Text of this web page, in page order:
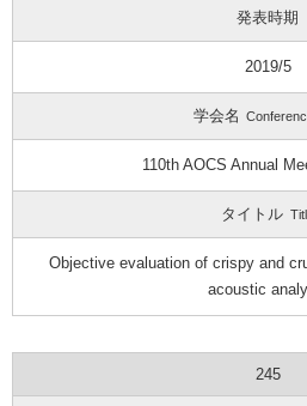
発表時期
2019/5
学会名
110th AOCS Annual
タイトル
Objective evaluation of crispy and
acoustic
245